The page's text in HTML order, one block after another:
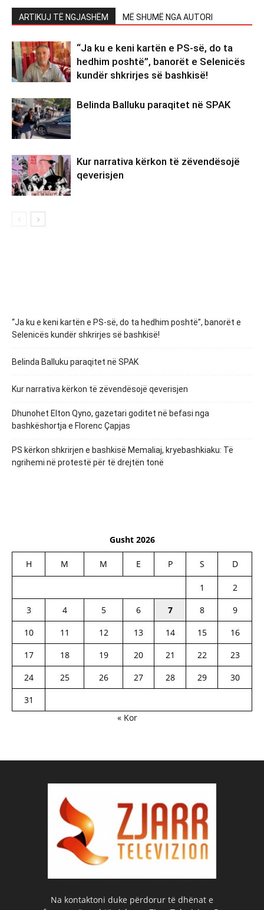
ARTIKUJ TË NGJASHËM MË SHUMË NGA AUTORI
“Ja ku e keni kartën e PS-së, do ta
hedhim poshtë”, banorët e Selenicës
kundër shkrirjes së bashkisë!
Belinda Balluku paraqitet në SPAK
Kur narrativa kërkon të zëvendësojë
qeverisjen
“Ja ku e keni kartën e PS-së, do ta hedhim poshtë”, banorët e
Selenicës kundër shkrirjes së bashkisë!
Belinda Balluku paraqitet në SPAK
Kur narrativa kërkon të zëvendësojë qeverisjen
Dhunohet Elton Qyno, gazetari goditet në befasi nga
bashkëshortja e Florenc Çapjas
PS kërkon shkrirjen e bashkisë Memaliaj, kryebashkiaku: Të
ngrihemi në protestë për të drejtën tonë
Gusht 2026
H M M E P S D
1
2
3
4 5 6 7 8
9
10
11 12 13 14 15
16
17
18 19 20 21 22
23
24
25 26 27 28 29
30
31
« Kor
Na kontaktoni duke përdorur të dhënat e